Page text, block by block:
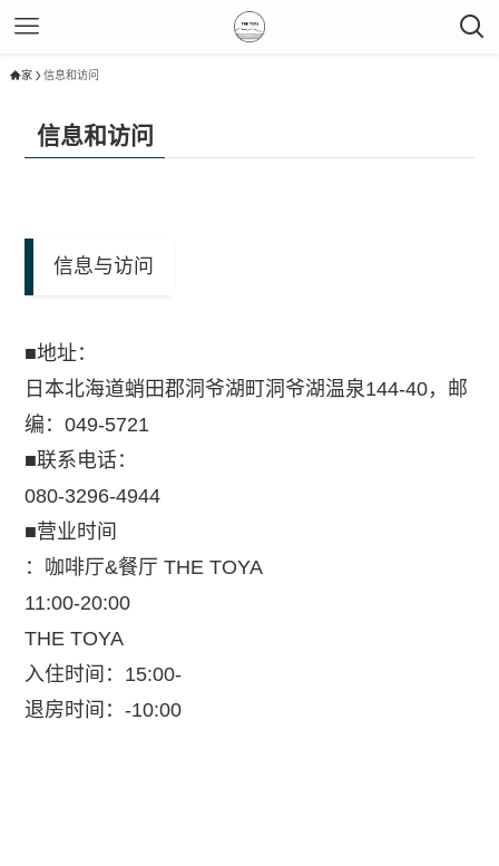
家 信息和访问
信息和访问
信息与访问
■地址：
日本北海道蛸田郡洞爷湖町洞爷湖温泉144-40，邮
编：049-5721
■联系电话：
080-3296-4944
■营业时间
：咖啡厅&餐厅 THE TOYA
11:00-20:00
THE TOYA
入住时间：15:00-
退房时间：-10:00